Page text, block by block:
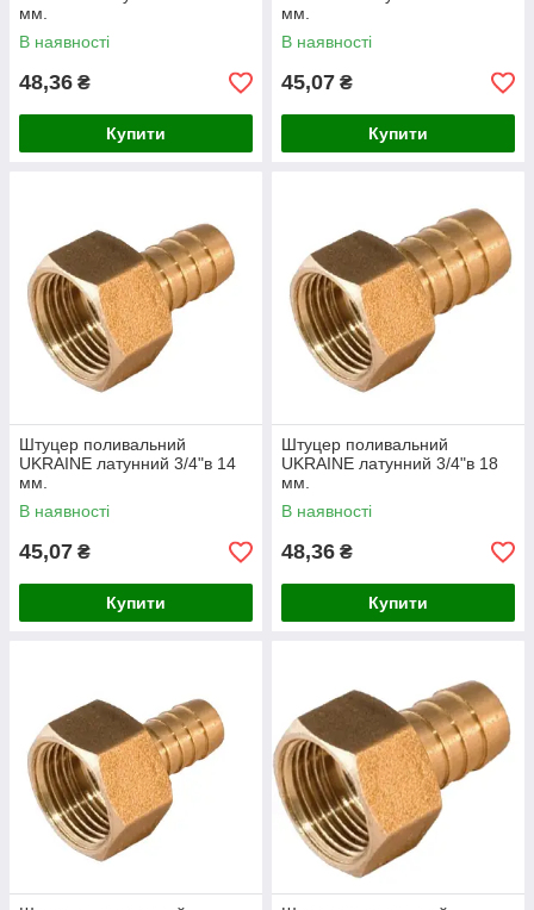
мм.
В наявності
48,36 ₴
Купити
мм.
В наявності
45,07 ₴
Купити
Штуцер поливальний
UKRAINE латунний 3/4"в 14
мм.
В наявності
45,07 ₴
Купити
Штуцер поливальний
UKRAINE латунний 3/4"в 18
мм.
В наявності
48,36 ₴
Купити